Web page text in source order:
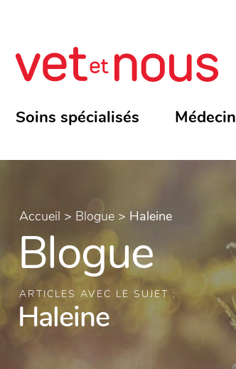
Soins spécialisés
Accueil > Blogue > Haleine
Blogue
ARTICLES AVEC LE SUJET :
Haleine